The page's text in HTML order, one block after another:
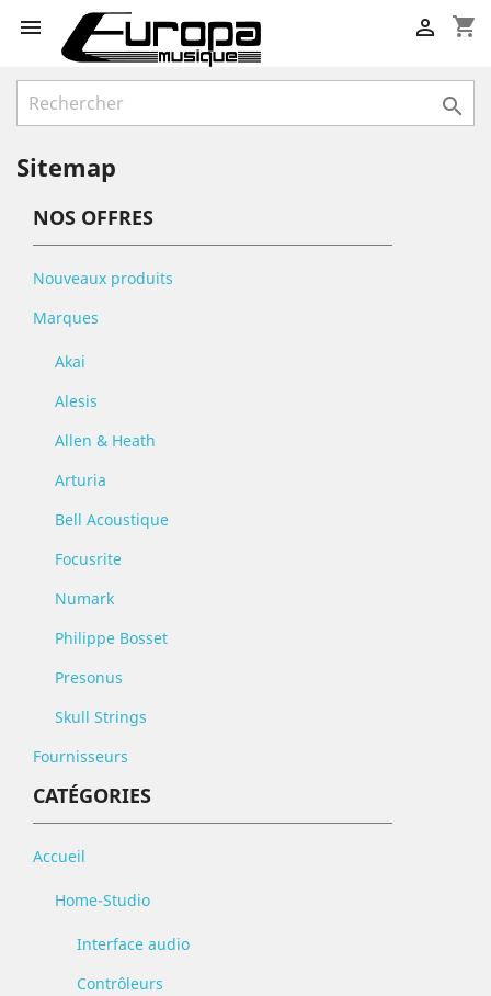
 shopping_cart


Sitemap
NOS OFFRES
Nouveaux produits
Marques
Akai
Alesis
Allen & Heath
Arturia
Bell Acoustique
Focusrite
Numark
Philippe Bosset
Presonus
Skull Strings
Fournisseurs
CATÉGORIES
Accueil
Home-Studio
Interface audio
Contrôleurs